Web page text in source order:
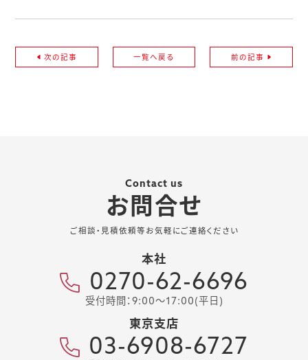
次の記事 一覧へ戻る 前の記事
Contact us
お問合せ
ご相談・見積依頼等お気軽にご連絡ください
本社
0270-62-6696
受付時間：9:00～17:00(平日)
東京支店
03-6908-6727